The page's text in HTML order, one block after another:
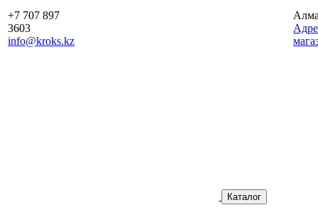
+7 707 897
3603
info@kroks.kz
Каталог